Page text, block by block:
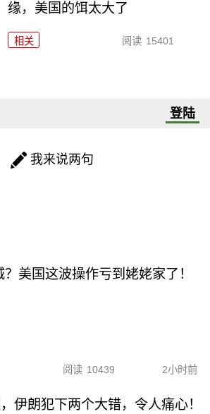
缘，美国的饵太大了
相关 阅读 15401
登陆
我来说两句
美国这波操作亏到姥姥家了！
阅读 10439 2小时前
伊朗犯下两个大错，令人痛心！